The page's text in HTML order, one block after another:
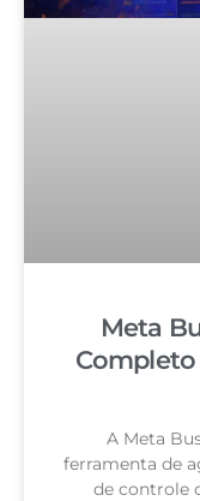
Meta
Completo
A Meta
ferramenta de
de controle